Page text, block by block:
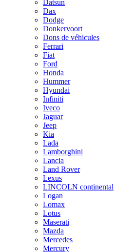
Datsun
Dax
Dodge
Donkervoort
Dons de véhicules
Ferrari
Fiat
Ford
Honda
Hummer
Hyundai
Infiniti
Iveco
Jaguar
Jeep
Kia
Lada
Lamborghini
Lancia
Land Rover
Lexus
LINCOLN continental
Logan
Lomax
Lotus
Maserati
Mazda
Mercedes
Mercury